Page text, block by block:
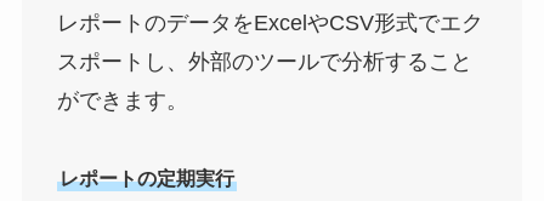
レポートのデータをExcelやCSV形式でエク
スポートし、外部のツールで分析すること
ができます。
レポートの定期実行